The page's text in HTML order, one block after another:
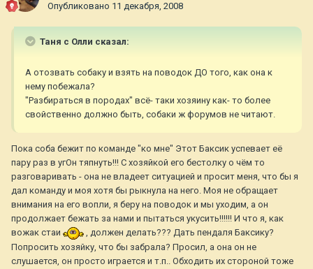
Опубликовано 11 декабря, 2008
Таня с Олли сказал:
А отозвать собаку и взять на поводок ДО того, как она к
нему побежала?
"Разбираться в породах" всё- таки хозяину как- то более
свойственно должно быть, собаки ж форумов не читают.
Пока соба бежит по команде "ко мне" Этот Баксик успевает её
пару раз в угОн тяпнуть!!! С хозяйкой его бестолку о чём то
разговаривать - она не владеет ситуацией и просит меня, что бы я
дал команду и моя хотя бы рыкнула на него. Моя не обращает
внимания на его вопли, я беру на поводок и мы уходим, а он
продолжает бежать за нами и пытаться укусить!!!!!! И что я, как
вожак стаи
, должен делать??? Дать пендаля Баксику?
Попросить хозяйку, что бы забрала? Просил, а она он не
слушается, он просто играется и т.п.. Обходить их стороной тоже